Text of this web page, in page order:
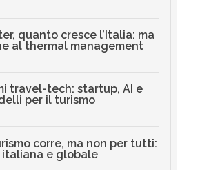
quanto cresce l’Italia: ma
al thermal management
travel-tech: startup, AI e
per il turismo
corre, ma non per tutti:
italiana e globale